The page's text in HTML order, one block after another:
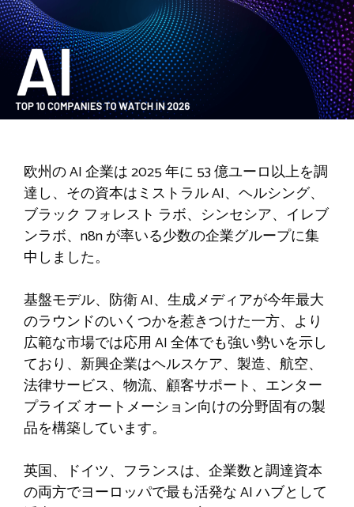
欧州の AI 企業は 2025 年に 53 億ユーロ以上を調
達し、その資本はミストラル AI、ヘルシング、
ブラック フォレスト ラボ、シンセシア、イレブ
ンラボ、n8n が率いる少数の企業グループに集
中しました。
基盤モデル、防衛 AI、生成メディアが今年最大
のラウンドのいくつかを惹きつけた一方、より
広範な市場では応用 AI 全体でも強い勢いを示し
ており、新興企業はヘルスケア、製造、航空、
法律サービス、物流、顧客サポート、エンター
プライズ オートメーション向けの分野固有の製
品を構築しています。
英国、ドイツ、フランスは、企業数と調達資本
の両方でヨーロッパで最も活発な AI ハブとして